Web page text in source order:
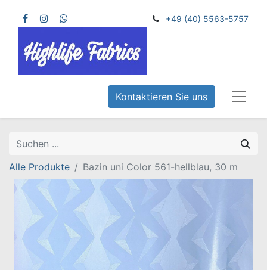
+49 (40) 5563-5757
Kontaktieren Sie uns
Alle Produkte Bazin uni Color 561-hellblau, 30 m